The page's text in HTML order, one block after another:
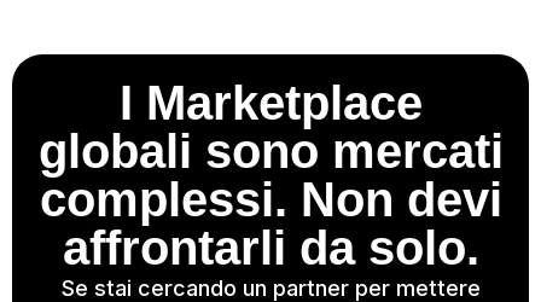
I Marketplace
globali sono mercati
complessi. Non devi
affrontarli da solo.
Se stai cercando un partner per mettere